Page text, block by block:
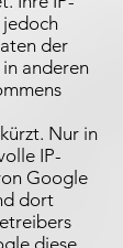
der
anderen
Nur in
IP-
Google
dort
diese